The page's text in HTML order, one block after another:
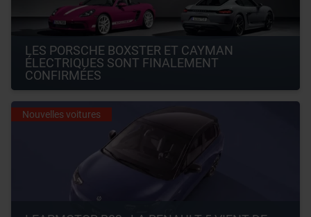
LES PORSCHE BOXSTER ET CAYMAN
ÉLECTRIQUES SONT FINALEMENT
CONFIRMÉES
Nouvelles voitures